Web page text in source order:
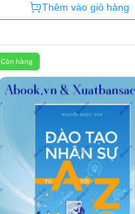
Còn hàng
Thêm vào giỏ hàng
Còn hàng